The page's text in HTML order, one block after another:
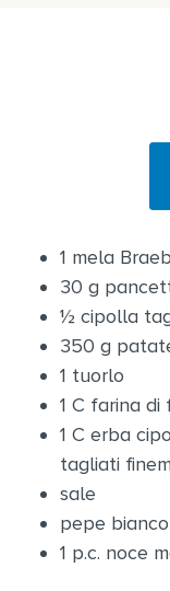
1 mela
30 g
½ cipolla
350 g
1 tuorlo
1 C farina di
1 C erba
tagliati
sale
pepe bianco
1 p.c. noce